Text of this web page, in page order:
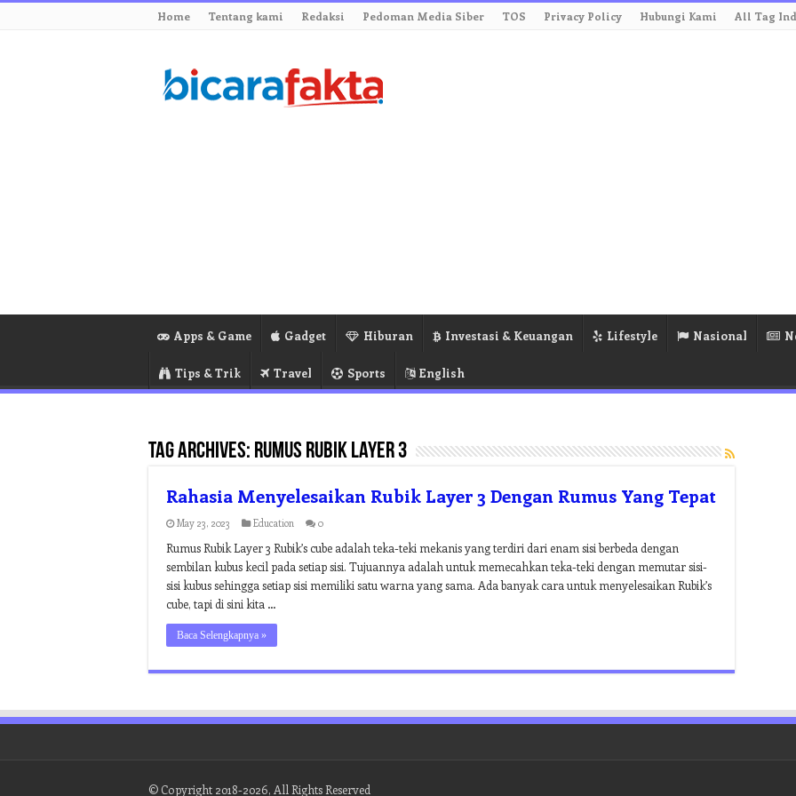
Home Tentang kami Redaksi Pedoman Media Siber TOS Privacy Policy Hubungi Kami All Tag
Apps & Game Gadget Hiburan Investasi & Keuangan Lifestyle Nasional
Tips & Trik Travel Sports English
Tag Archives: rumus rubik layer 3
Rahasia Menyelesaikan Rubik Layer 3 Dengan Rumus Yang Tepat
May 23, 2023 Education 0
Rumus Rubik Layer 3 Rubik’s cube adalah teka-teki mekanis yang terdiri dari enam sisi berbeda dengan
sembilan kubus kecil pada setiap sisi. Tujuannya adalah untuk memecahkan teka-teki dengan memutar sisi-
sisi kubus sehingga setiap sisi memiliki satu warna yang sama. Ada banyak cara untuk menyelesaikan Rubik’s
cube, tapi di sini kita …
Baca Selengkapnya »
© Copyright 2018-2026, All Rights Reserved